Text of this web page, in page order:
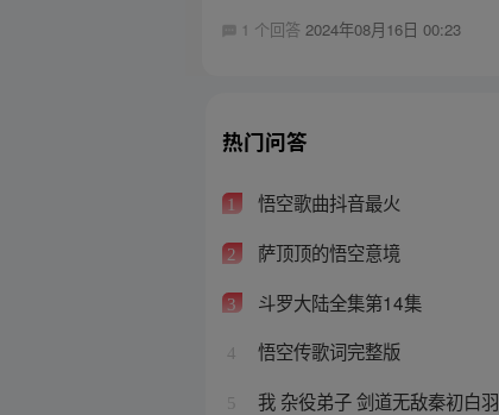
1 个回答2024年08月16日 00:23
热门问答
1 悟空歌曲抖音最火
2 萨顶顶的悟空意境
3 斗罗大陆全集第14集
4 悟空传歌词完整版
5 我 杂役弟子 剑道无敌秦初白羽